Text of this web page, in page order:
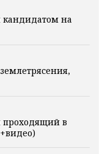
кандидатом на
в